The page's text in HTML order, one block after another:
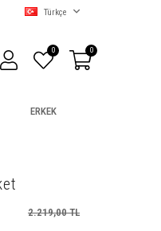
Türkçe
0 0
ERKEK
2.219,00 TL